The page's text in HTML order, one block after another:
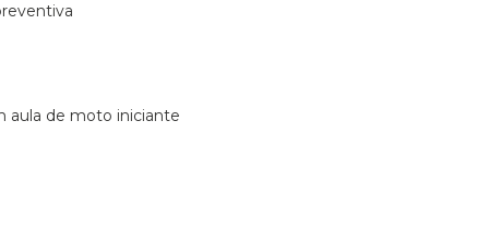
aula de moto iniciante